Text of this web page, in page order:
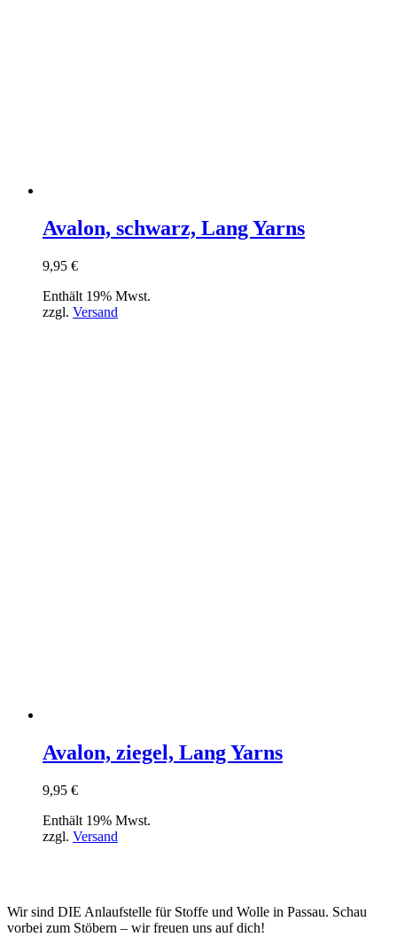
Avalon, schwarz, Lang Yarns
9,95 €
Enthält 19% Mwst.
zzgl. Versand
Avalon, ziegel, Lang Yarns
9,95 €
Enthält 19% Mwst.
zzgl. Versand
Wir sind DIE Anlaufstelle für Stoffe und Wolle in Passau. Schau
vorbei zum Stöbern – wir freuen uns auf dich!